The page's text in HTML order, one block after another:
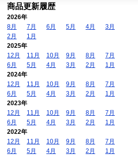
商品更新履歴
2026年
8月
7月 6月 5月 4月
3月
2月
1月
2025年
12月
11月 10月 9月 8月
7月
6月
5月 4月 3月 2月
1月
2024年
12月
11月 10月 9月 8月
7月
6月
5月 4月 3月 2月
1月
2023年
12月
11月 10月 9月 8月
7月
6月
5月 4月 3月 2月
1月
2022年
12月
11月 10月 9月 8月
7月
6月
5月 4月 3月 2月
1月